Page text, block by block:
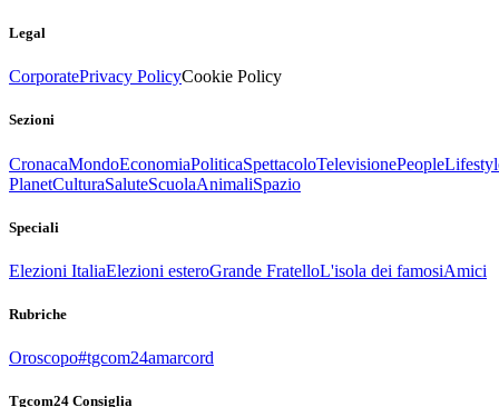
Legal
CorporatePrivacy PolicyCookie Policy
Sezioni
CronacaMondoEconomiaPoliticaSpettacoloTelevisionePeople
PlanetCulturaSaluteScuolaAnimaliSpazio
Speciali
Elezioni ItaliaElezioni esteroGrande FratelloL'isola dei famosiAmici
Rubriche
Oroscopo#tgcom24amarcord
Tgcom24 Consiglia